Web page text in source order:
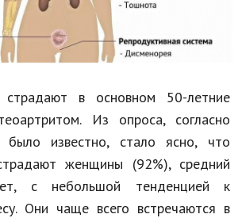
в основном 50-летние
Из опроса, согласно
известно, стало ясно, что
женщины (92%), средний
с небольшой тенденцией к
Они чаще всего встречаются в